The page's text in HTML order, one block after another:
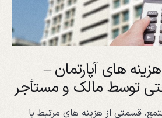
های آپارتمان –
توسط مالک و مستأجر
قسمتی از هزینه های مرتبط با